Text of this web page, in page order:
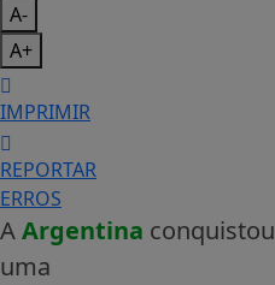
A-
A+
IMPRIMIR
REPORTAR
ERROS
AArgentina conquistou
uma